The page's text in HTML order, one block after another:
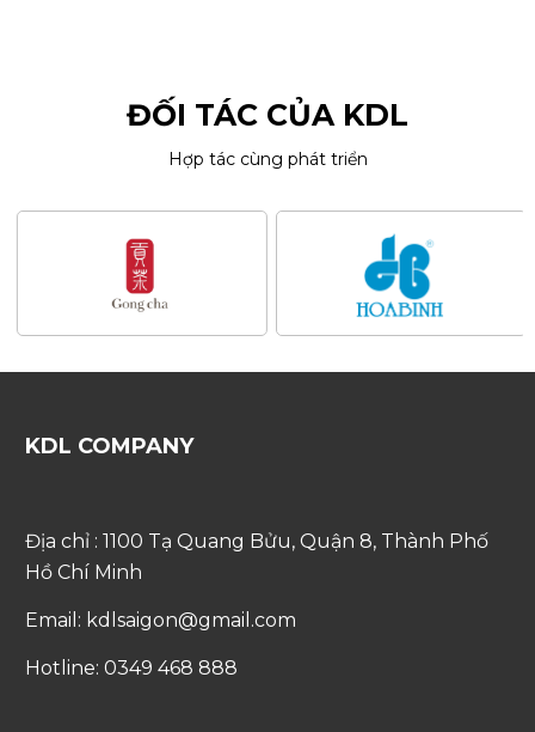
ĐỐI TÁC CỦA KDL
Hợp tác cùng phát triển
KDL COMPANY
Địa chỉ : 1100 Tạ Quang Bửu, Quận 8, Thành Phố
Hồ Chí Minh
Email: kdlsaigon@gmail.com
Hotline: 0349 468 888